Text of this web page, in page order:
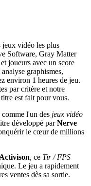
jeux vidéo les plus
Software, Gray Matter
joueurs avec un score
graphismes,
environ 1 heures de jeu.
par critère et notre
est fait pour vous.
comme l'un des jeux vidéo
développé parNerve
le cœur de millions
, ce Tir / FPS
Le jeu a rapidement
ventes dès sa sortie.